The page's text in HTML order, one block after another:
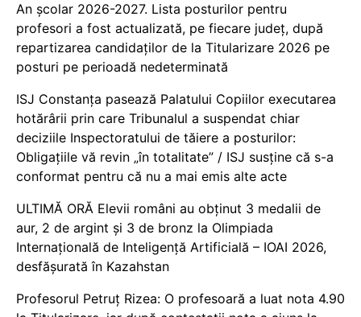
An școlar 2026-2027. Lista posturilor pentru
profesori a fost actualizată, pe fiecare județ, după
repartizarea candidaților de la Titularizare 2026 pe
posturi pe perioadă nedeterminată
ISJ Constanța pasează Palatului Copiilor executarea
hotărârii prin care Tribunalul a suspendat chiar
deciziile Inspectoratului de tăiere a posturilor:
Obligațiile vă revin „în totalitate” / ISJ susține că s-a
conformat pentru că nu a mai emis alte acte
ULTIMĂ ORĂ Elevii români au obținut 3 medalii de
aur, 2 de argint și 3 de bronz la Olimpiada
Internațională de Inteligență Artificială – IOAI 2026,
desfășurată în Kazahstan
Profesorul Petruț Rizea: O profesoară a luat nota 4.90